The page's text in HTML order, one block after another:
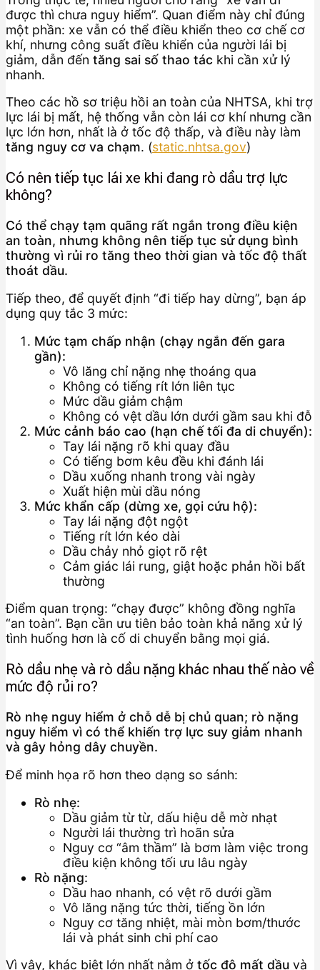
được thì chưa nguy hiểm”. Quan điểm này chỉ đúng
một phần: xe vẫn có thể điều khiển theo cơ chế cơ
khí, nhưng công suất điều khiển của người lái bị
giảm, dẫn đến tăng sai số thao tác khi cần xử lý
nhanh.
Theo các hồ sơ triệu hồi an toàn của NHTSA, khi trợ
lực lái bị mất, hệ thống vẫn còn lái cơ khí nhưng cần
lực lớn hơn, nhất là ở tốc độ thấp, và điều này làm
tăng nguy cơ va chạm. (static.nhtsa.gov)
Có nên tiếp tục lái xe khi đang rò dầu trợ lực
không?
Có thể chạy tạm quãng rất ngắn trong điều kiện
an toàn, nhưng không nên tiếp tục sử dụng bình
thường vì rủi ro tăng theo thời gian và tốc độ thất
thoát dầu.
Tiếp theo, để quyết định “đi tiếp hay dừng”, bạn áp
dụng quy tắc 3 mức:
Mức tạm chấp nhận (chạy ngắn đến gara
gần):
Vô lăng chỉ nặng nhẹ thoáng qua
Không có tiếng rít lớn liên tục
Mức dầu giảm chậm
Không có vệt dầu lớn dưới gầm sau khi đỗ
Mức cảnh báo cao (hạn chế tối đa di chuyển):
Tay lái nặng rõ khi quay đầu
Có tiếng bơm kêu đều khi đánh lái
Dầu xuống nhanh trong vài ngày
Xuất hiện mùi dầu nóng
Mức khẩn cấp (dừng xe, gọi cứu hộ):
Tay lái nặng đột ngột
Tiếng rít lớn kéo dài
Dầu chảy nhỏ giọt rõ rệt
Cảm giác lái rung, giật hoặc phản hồi bất
thường
Điểm quan trọng: “chạy được” không đồng nghĩa
“an toàn”. Bạn cần ưu tiên bảo toàn khả năng xử lý
tình huống hơn là cố di chuyển bằng mọi giá.
Rò dầu nhẹ và rò dầu nặng khác nhau thế nào về
mức độ rủi ro?
Rò nhẹ nguy hiểm ở chỗ dễ bị chủ quan; rò nặng
nguy hiểm vì có thể khiến trợ lực suy giảm nhanh
và gây hỏng dây chuyền.
Để minh họa rõ hơn theo dạng so sánh:
Rò nhẹ:
Dầu giảm từ từ, dấu hiệu dễ mờ nhạt
Người lái thường trì hoãn sửa
Nguy cơ “âm thầm” là bơm làm việc trong
điều kiện không tối ưu lâu ngày
Rò nặng:
Dầu hao nhanh, có vệt rõ dưới gầm
Vô lăng nặng tức thời, tiếng ồn lớn
Nguy cơ tăng nhiệt, mài mòn bơm/thước
lái và phát sinh chi phí cao
Vì vậy, khác biệt lớn nhất nằm ở tốc độ mất dầu và